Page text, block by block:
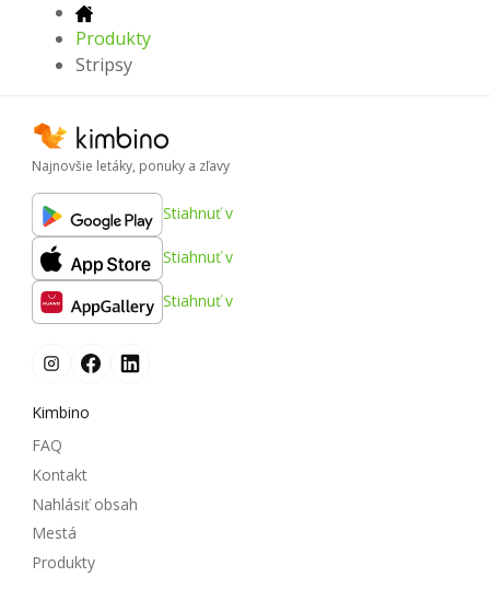
Produkty
Stripsy
Najnovšie letáky, ponuky a zľavy
Stiahnuť v
Stiahnuť v
Stiahnuť v
Kimbino
FAQ
Kontakt
Nahlásiť obsah
Mestá
Produkty